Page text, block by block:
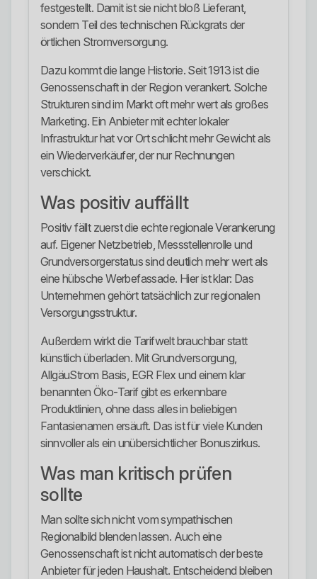
festgestellt. Damit ist sie nicht bloß Lieferant,
sondern Teil des technischen Rückgrats der
örtlichen Stromversorgung.
Dazu kommt die lange Historie. Seit 1913 ist die
Genossenschaft in der Region verankert. Solche
Strukturen sind im Markt oft mehr wert als großes
Marketing. Ein Anbieter mit echter lokaler
Infrastruktur hat vor Ort schlicht mehr Gewicht als
ein Wiederverkäufer, der nur Rechnungen
verschickt.
Was positiv auffällt
Positiv fällt zuerst die echte regionale Verankerung
auf. Eigener Netzbetrieb, Messstellenrolle und
Grundversorgerstatus sind deutlich mehr wert als
eine hübsche Werbefassade. Hier ist klar: Das
Unternehmen gehört tatsächlich zur regionalen
Versorgungsstruktur.
Außerdem wirkt die Tarifwelt brauchbar statt
künstlich überladen. Mit Grundversorgung,
AllgäuStrom Basis, EGR Flex und einem klar
benannten Öko-Tarif gibt es erkennbare
Produktlinien, ohne dass alles in beliebigen
Fantasienamen ersäuft. Das ist für viele Kunden
sinnvoller als ein unübersichtlicher Bonuszirkus.
Was man kritisch prüfen
sollte
Man sollte sich nicht vom sympathischen
Regionalbild blenden lassen. Auch eine
Genossenschaft ist nicht automatisch der beste
Anbieter für jeden Haushalt. Entscheidend bleiben